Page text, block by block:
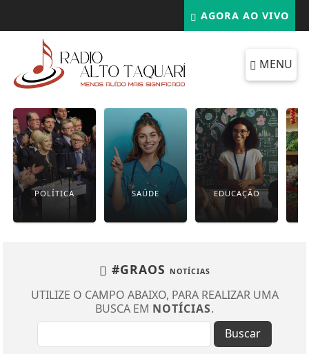
AGORA AO VIVO
MENU
POLÍTICA SAÚDE EDUCAÇÃO
#GRAOS NOTÍCIAS
UTILIZE O CAMPO ABAIXO, PARA REALIZAR UMA
BUSCA EM NOTÍCIAS.
Buscar